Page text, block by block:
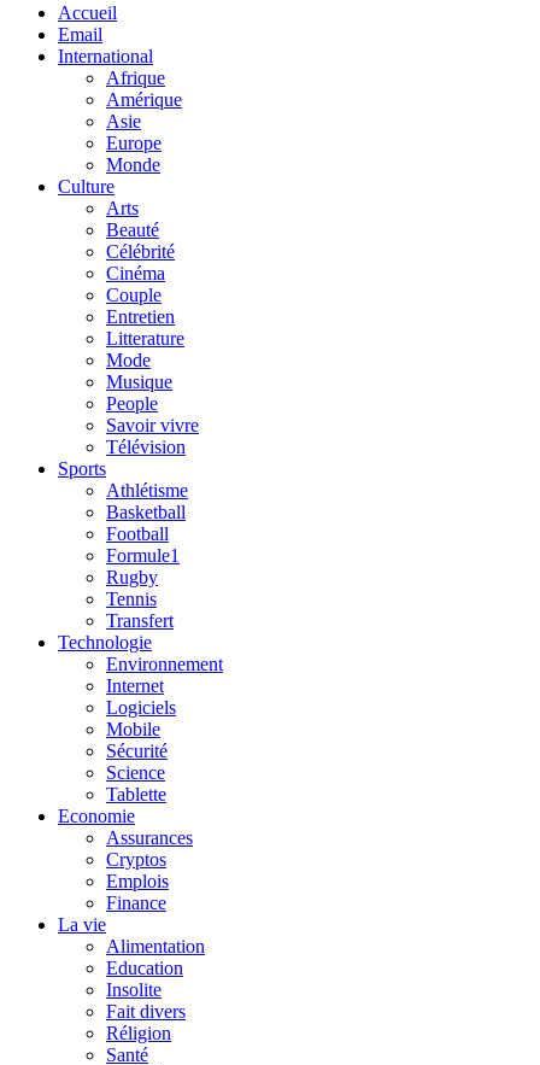
Accueil
Email
International
Afrique
Amérique
Asie
Europe
Monde
Culture
Arts
Beauté
Célébrité
Cinéma
Couple
Entretien
Litterature
Mode
Musique
People
Savoir vivre
Télévision
Sports
Athlétisme
Basketball
Football
Formule1
Rugby
Tennis
Transfert
Technologie
Environnement
Internet
Logiciels
Mobile
Sécurité
Science
Tablette
Economie
Assurances
Cryptos
Emplois
Finance
La vie
Alimentation
Education
Insolite
Fait divers
Réligion
Santé